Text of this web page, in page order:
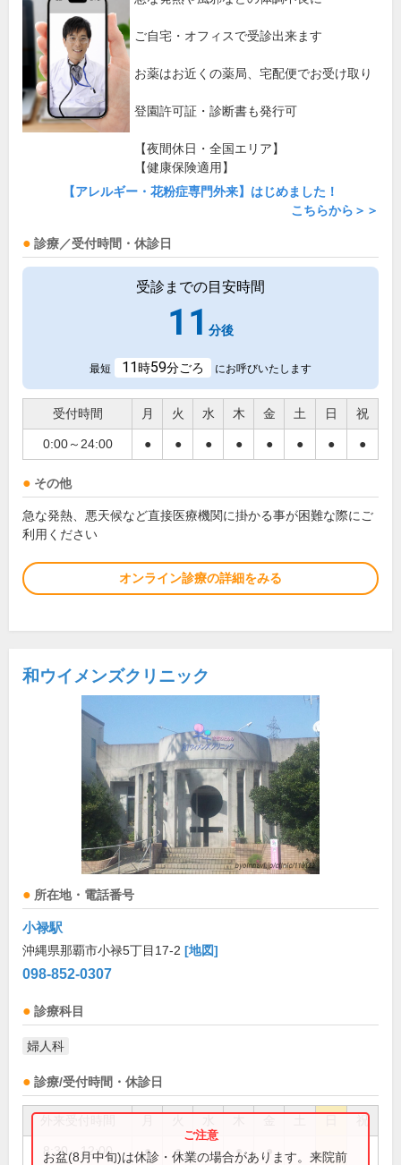
ご自宅・オフィスで受診出来ます
お薬はお近くの薬局、宅配便でお受け取り
登園許可証・診断書も発行可
【夜間休日・全国エリア】
【健康保険適用】
【アレルギー・花粉症専門外来】はじめました！
こちらから＞＞
診療／受付時間・休診日
受診までの目安時間
11 分後
最短 11時59分ごろ にお呼びいたします
受付時間 月 火 水 木 金 土 日 祝
0:00～24:00 ● ● ● ● ● ● ● ●
その他
急な発熱、悪天候など直接医療機関に掛かる事が困難な際にご
利用ください
オンライン診療の詳細をみる
和ウイメンズクリニック
所在地・電話番号
小禄駅
沖縄県那覇市小禄5丁目17-2 [地図]
098-852-0307
診療科目
婦人科
診療/受付時間・休診日
祝
8:30～12:00 ● ● ● ●
お盆(8月中旬)は休診・休業の場合があります。来院前